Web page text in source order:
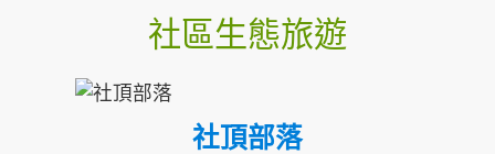
社區生態旅遊
社頂部落